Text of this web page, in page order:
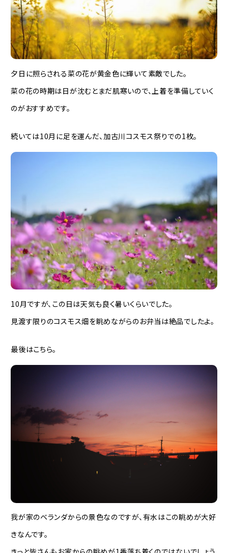
夕日に照らされる菜の花が黄金色に輝いて素敵でした。
菜の花の時期は日が沈むとまだ肌寒いので、上着を準備していく
のがおすすめです。
続いては10月に足を運んだ、加古川コスモス祭りでの1枚。
10月ですが、この日は天気も良く暑いくらいでした。
見渡す限りのコスモス畑を眺めながらのお弁当は絶品でしたよ。
最後はこちら。
我が家のベランダからの景色なのですが、有水はこの眺めが大好
きなんです。